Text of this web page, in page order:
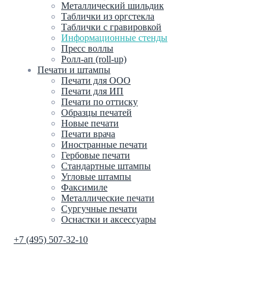
Металлический шильдик
Таблички из оргстекла
Таблички с гравировкой
Информационные стенды
Пресс воллы
Ролл-ап (roll-up)
Печати и штампы
Печати для ООО
Печати для ИП
Печати по оттиску
Образцы печатей
Новые печати
Печати врача
Иностранные печати
Гербовые печати
Стандартные штампы
Угловые штампы
Факсимиле
Металлические печати
Сургучные печати
Оснастки и аксессуары
+7 (495) 507-32-10